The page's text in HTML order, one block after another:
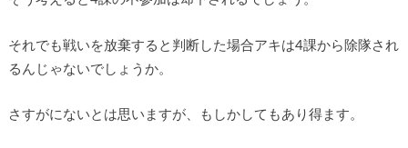
それでも戦いを放棄すると判断した場合アキは4課から除隊され
るんじゃないでしょうか。
さすがにないとは思いますが、もしかしてもあり得ます。